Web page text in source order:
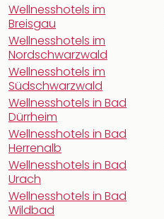
Wellnesshotels im
Breisgau
Wellnesshotels im
Nordschwarzwald
Wellnesshotels im
Südschwarzwald
Wellnesshotels in Bad
Dürrheim
Wellnesshotels in Bad
Herrenalb
Wellnesshotels in Bad
Urach
Wellnesshotels in Bad
Wildbad